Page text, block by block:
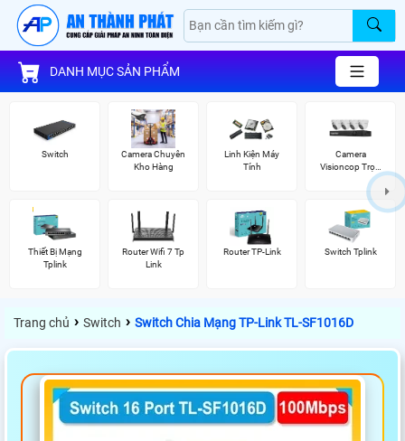
DANH MỤC SẢN PHẨM
Switch
Camera Chuyên
Kho Hàng
Linh Kiện Máy
Tính
Camera
Visioncop Trọn
Thiết Bị Mạng
Tplink
Router Wifi 7 Tp
Link
Router TP-Link Switch Tplink
Trang chủ › Switch › Switch Chia Mạng TP-Link TL-SF1016D